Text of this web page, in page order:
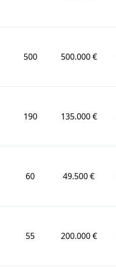
500 500.000 €
190 135.000 €
60 49.500 €
55 200.000 €